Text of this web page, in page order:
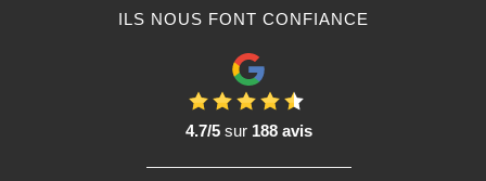
ILS NOUS FONT CONFIANCE
4.7/5sur 188 avis